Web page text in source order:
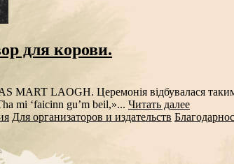
для корови.
LAOGH. Церемонія відбувалася
mi ‘faicinn gu’m beil,»... Читать далее
Для организаторов и издательств